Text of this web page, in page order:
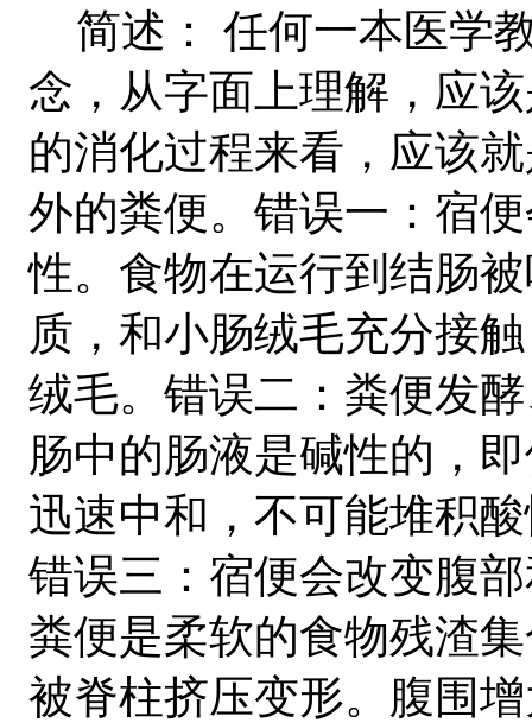
简述： 任何一本医学
念，从字面上理解，应
的消化过程来看，应该
外的粪便。错误一：宿
性。食物在运行到结肠
质，和小肠绒毛充分接
绒毛。错误二：粪便发
肠中的肠液是碱性的，
迅速中和，不可能堆积
错误三：宿便会改变腹
粪便是柔软的食物残渣
被脊柱挤压变形。腹围